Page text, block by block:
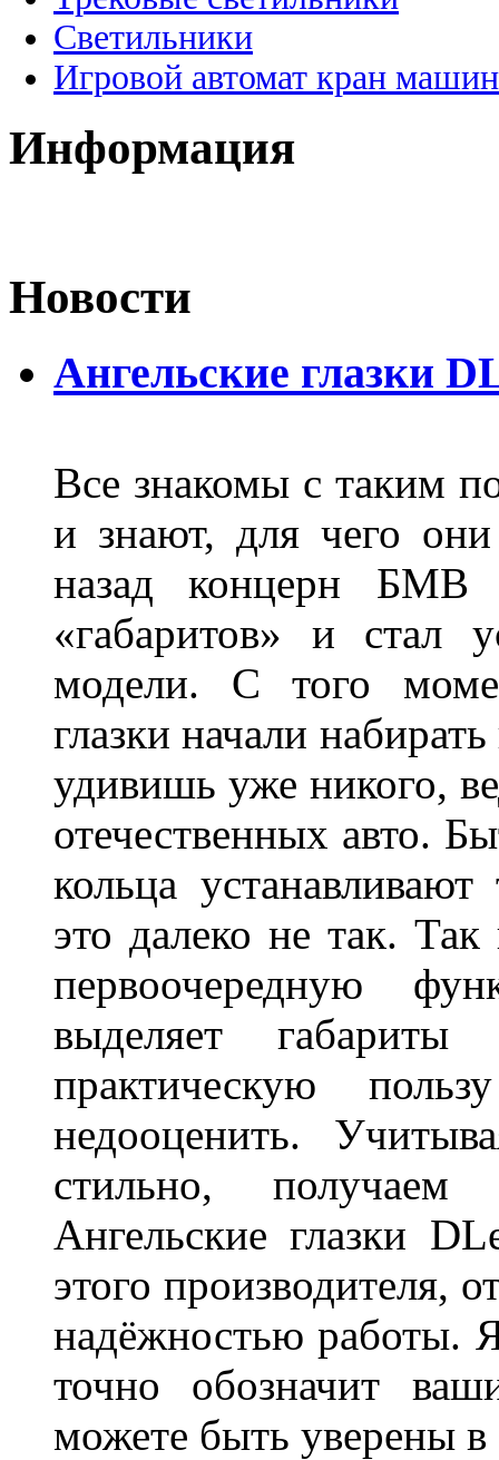
Светильники
Игровой автомат кран
Информация
Новости
Ангельские глазки
Все знакомы с таким
и знают, для чего
назад концерн БМВ
«габаритов» и стал
модели. С того
глазки начали
удивишь уже никого,
отечественных авто.
кольца
это далеко не так. Так
первоочередную
выделяет
практическую
недооценить.
стильно,
Ангельские глазки
этого производителя,
надёжностью работы.
точно обозначит
можете быть уверены